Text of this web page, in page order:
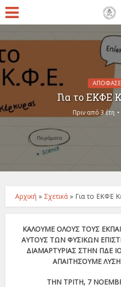
Για το ΕΚΦΕ
Πριν από 3 έτη
Αρχική » Σχετικά » Για το ΕΚΦΕ
ΚΑΛΟΥΜΕ ΟΛΟΥΣ ΤΟΥΣ
ΑΥΤΟΥΣ ΤΩΝ ΦΥΣΙΚΩΝ
ΔΙΑΜΑΡΤΥΡΙΑΣ ΣΤΗΝ ΠΔΕ
ΑΠΑΙΤΗΣΟΥΜΕ
ΤΗΝ ΤΡΙΤΗ, 7